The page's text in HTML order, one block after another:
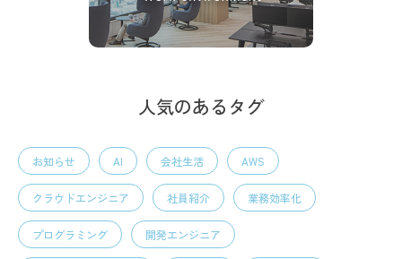
人気のあるタグ
お知らせ AI 会社生活 AWS
クラウドエンジニア 社員紹介 業務効率化
プログラミング 開発エンジニア